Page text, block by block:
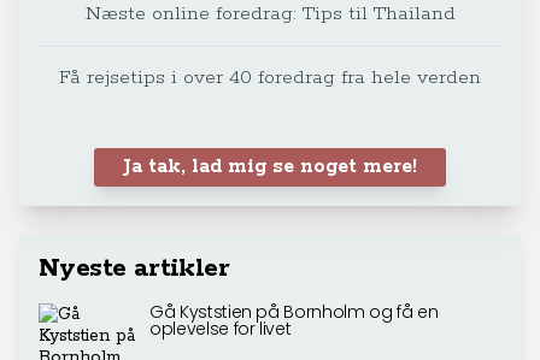
Næste online foredrag: Tips til Thailand
Få rejsetips i over 40 foredrag fra hele verden
Ja tak, lad mig se noget mere!
Nyeste artikler
Gå Kyststien på Bornholm og få en
oplevelse for livet